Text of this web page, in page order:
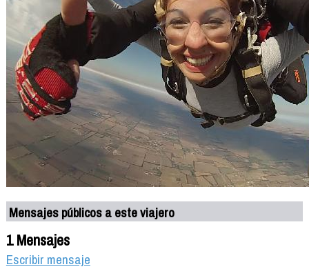
Mensajes públicos a este viajero
1 Mensajes
Escribir mensaje